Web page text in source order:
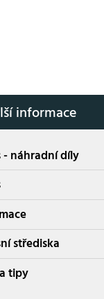
informace
- náhradní díly
střediska
tipy